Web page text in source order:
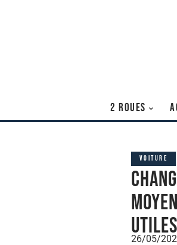
2 ROUES
VOITURE
utiles
26/05/